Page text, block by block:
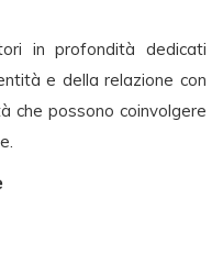
in profondità dedicati
e della relazione con
che possono coinvolgere